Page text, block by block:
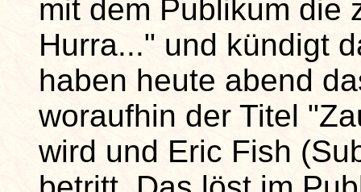
mit dem Publikum die
Hurra..." und kündigt
haben heute abend
woraufhin der Titel
wird und Eric Fish